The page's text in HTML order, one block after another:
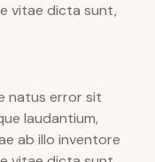
vitae dicta sunt,
natus error sit
laudantium,
ab illo inventore